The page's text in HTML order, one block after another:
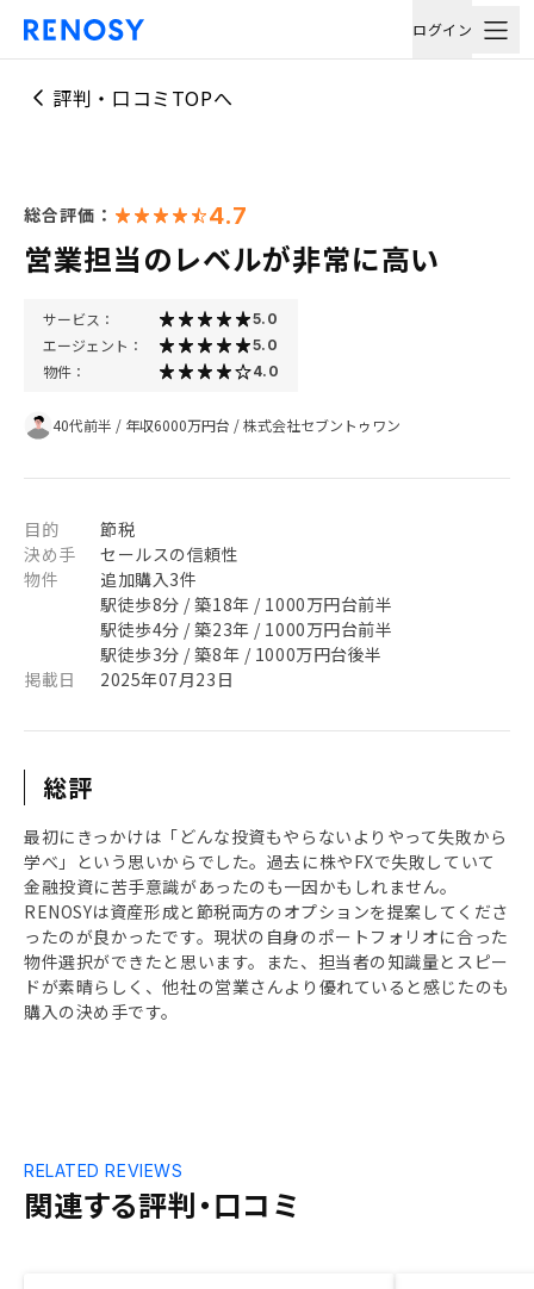
ログイン
評判・口コミTOPへ
総合評価： 4.7
営業担当のレベルが非常に高い
サービス： 5.0
エージェント： 5.0
物件： 4.0
40代前半 / 年収6000万円台 /株式会社セブントゥワン
目的
節税
決め手
セールスの信頼性
物件
追加購入3件
駅徒歩8分 / 築18年 / 1000万円台前半
駅徒歩4分 / 築23年 / 1000万円台前半
駅徒歩3分 / 築8年 / 1000万円台後半
掲載日
2025年07月23日
総評
最初にきっかけは「どんな投資もやらないよりやって失敗から
学べ」という思いからでした。過去に株やFXで失敗していて
金融投資に苦手意識があったのも一因かもしれません。
RENOSYは資産形成と節税両方のオプションを提案してくださ
ったのが良かったです。現状の自身のポートフォリオに合った
物件選択ができたと思います。また、担当者の知識量とスピー
ドが素晴らしく、他社の営業さんより優れていると感じたのも
購入の決め手です。
関連する評判・口コミ
RELATED REVIEWS